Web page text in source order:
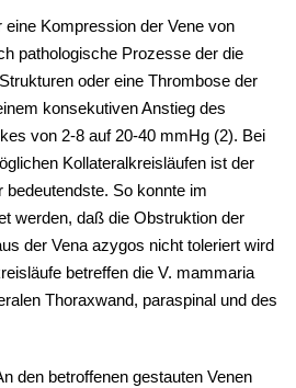
Kompression der Vene von
pathologische Prozesse der die
oder eine Thrombose der
konsekutiven Anstieg des
von 2-8 auf 20-40 mmHg (2). Bei
Kollateralkreisläufen ist der
bedeutendste. So konnte im
werden, daß die Obstruktion der
der Vena azygos nicht toleriert wird
betreffen die V. mammaria
Thoraxwand, paraspinal und des
den betroffenen gestauten Venen